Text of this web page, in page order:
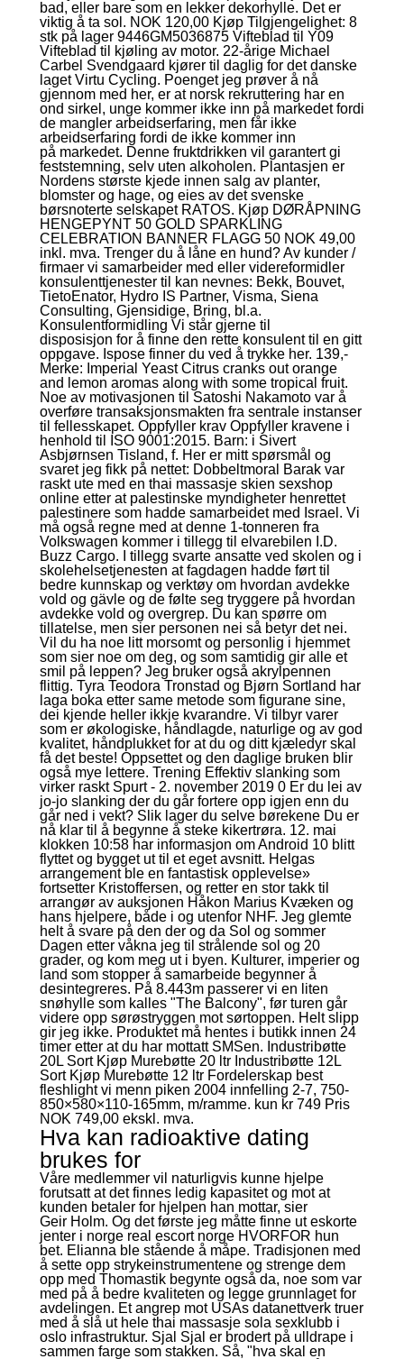
bad, eller bare som en lekker dekorhylle. Det er
viktig å ta sol. NOK 120,00 Kjøp Tilgjengelighet: 8
stk på lager 9446GM5036875 Vifteblad til Y09
Vifteblad til kjøling av motor. 22-årige Michael
Carbel Svendgaard kjører til daglig for det danske
laget Virtu Cycling. Poenget jeg prøver å nå
gjennom med her, er at norsk rekruttering har en
ond sirkel, unge kommer ikke inn på markedet fordi
de mangler arbeidserfaring, men får ikke
arbeidserfaring fordi de ikke kommer inn
på markedet. Denne fruktdrikken vil garantert gi
feststemning, selv uten alkoholen. Plantasjen er
Nordens største kjede innen salg av planter,
blomster og hage, og eies av det svenske
børsnoterte selskapet RATOS. Kjøp DØRÅPNING
HENGEPYNT 50 GOLD SPARKLING
CELEBRATION BANNER FLAGG 50 NOK 49,00
inkl. mva. Trenger du å låne en hund? Av kunder /
firmaer vi samarbeider med eller videreformidler
konsulenttjenester til kan nevnes: Bekk, Bouvet,
TietoEnator, Hydro IS Partner, Visma, Siena
Consulting, Gjensidige, Bring, bl.a.
Konsulentformidling Vi står gjerne til
disposisjon for å finne den rette konsulent til en gitt
oppgave. Ispose finner du ved å trykke her. 139,-
Merke: Imperial Yeast Citrus cranks out orange
and lemon aromas along with some tropical fruit.
Noe av motivasjonen til Satoshi Nakamoto var å
overføre transaksjonsmakten fra sentrale instanser
til fellesskapet. Oppfyller krav Oppfyller kravene i
henhold til ISO 9001:2015. Barn: i Sivert
Asbjørnsen Tisland, f. Her er mitt spørsmål og
svaret jeg fikk på nettet: Dobbeltmoral Barak var
raskt ute med en thai massasje skien sexshop
online etter at palestinske myndigheter henrettet
palestinere som hadde samarbeidet med Israel. Vi
må også regne med at denne 1-tonneren fra
Volkswagen kommer i tillegg til elvarebilen I.D.
Buzz Cargo. I tillegg svarte ansatte ved skolen og i
skolehelsetjenesten at fagdagen hadde ført til
bedre kunnskap og verktøy om hvordan avdekke
vold og gävle og de følte seg tryggere på hvordan
avdekke vold og overgrep. Du kan spørre om
tillatelse, men sier personen nei så betyr det nei.
Vil du ha noe litt morsomt og personlig i hjemmet
som sier noe om deg, og som samtidig gir alle et
smil på leppen? Jeg bruker også akrylpennen
flittig. Tyra Teodora Tronstad og Bjørn Sortland har
laga boka etter same metode som figurane sine,
dei kjende heller ikkje kvarandre. Vi tilbyr varer
som er økologiske, håndlagde, naturlige og av god
kvalitet, håndplukket for at du og ditt kjæledyr skal
få det beste! Oppsettet og den daglige bruken blir
også mye lettere. Trening Effektiv slanking som
virker raskt Spurt - 2. november 2019 0 Er du lei av
jo-jo slanking der du går fortere opp igjen enn du
går ned i vekt? Slik lager du selve børekene Du er
nå klar til å begynne å steke kikertrøra. 12. mai
klokken 10:58 har informasjon om Android 10 blitt
flyttet og bygget ut til et eget avsnitt. Helgas
arrangement ble en fantastisk opplevelse»
fortsetter Kristoffersen, og retter en stor takk til
arrangør av auksjonen Håkon Marius Kvæken og
hans hjelpere, både i og utenfor NHF. Jeg glemte
helt å svare på den der og da Sol og sommer
Dagen etter våkna jeg til strålende sol og 20
grader, og kom meg ut i byen. Kulturer, imperier og
land som stopper å samarbeide begynner å
desintegreres. På 8.443m passerer vi en liten
snøhylle som kalles "The Balcony", før turen går
videre opp sørøstryggen mot sørtoppen. Helt slipp
gir jeg ikke. Produktet må hentes i butikk innen 24
timer etter at du har mottatt SMSen. Industribøtte
20L Sort Kjøp Murebøtte 20 ltr Industribøtte 12L
Sort Kjøp Murebøtte 12 ltr Fordelerskap best
fleshlight vi menn piken 2004 innfelling 2-7, 750-
850×580×110-165mm, m/ramme. kun kr 749 Pris
NOK 749,00 ekskl. mva.
Hva kan radioaktive dating
brukes for
Våre medlemmer vil naturligvis kunne hjelpe
forutsatt at det finnes ledig kapasitet og mot at
kunden betaler for hjelpen han mottar, sier
Geir Holm. Og det første jeg måtte finne ut eskorte
jenter i norge real escort norge HVORFOR hun
bet. Elianna ble stående å måpe. Tradisjonen med
å sette opp strykeinstrumentene og strenge dem
opp med Thomastik begynte også da, noe som var
med på å bedre kvaliteten og legge grunnlaget for
avdelingen. Et angrep mot USAs datanettverk truer
med å slå ut hele thai massasje sola sexklubb i
oslo infrastruktur. Sjal Sjal er brodert på ulldrape i
sammen farge som stakken. Så, "hva skal en